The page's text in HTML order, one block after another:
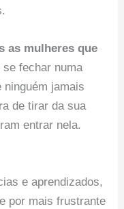
as mulheres que
se fechar numa
ninguém jamais
de tirar da sua
entrar nela.
e aprendizados,
por mais frustrante